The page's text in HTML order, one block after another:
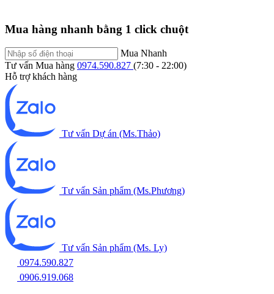
Mua hàng nhanh bằng 1 click chuột
Mua Nhanh
Tư vấn Mua hàng 0974.590.827 (7:30 - 22:00)
Hỗ trợ khách hàng
Tư vấn Dự án (Ms.Thảo)
Tư vấn Sản phẩm (Ms.Phương)
Tư vấn Sản phẩm (Ms. Ly)
0974.590.827
0906.919.068